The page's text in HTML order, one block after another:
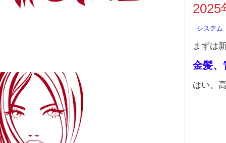
2025
システム
まずは
金髪、
はい。